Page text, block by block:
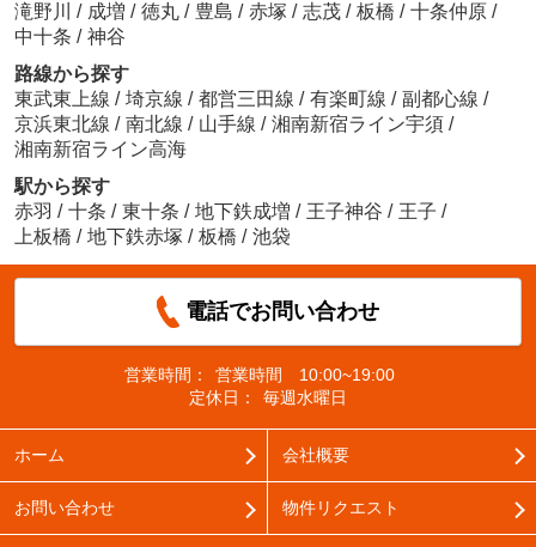
滝野川 / 成増 / 徳丸 / 豊島 / 赤塚 / 志茂 / 板橋 / 十条仲原 /
中十条 / 神谷
路線から探す
東武東上線 / 埼京線 / 都営三田線 / 有楽町線 / 副都心線 /
京浜東北線 / 南北線 / 山手線 / 湘南新宿ライン宇須 /
湘南新宿ライン高海
駅から探す
赤羽 / 十条 / 東十条 / 地下鉄成増 / 王子神谷 / 王子 /
上板橋 / 地下鉄赤塚 / 板橋 / 池袋
電話でお問い合わせ
営業時間：
営業時間 10:00~19:00
定休日：
毎週水曜日
ホーム 会社概要
お問い合わせ 物件リクエスト